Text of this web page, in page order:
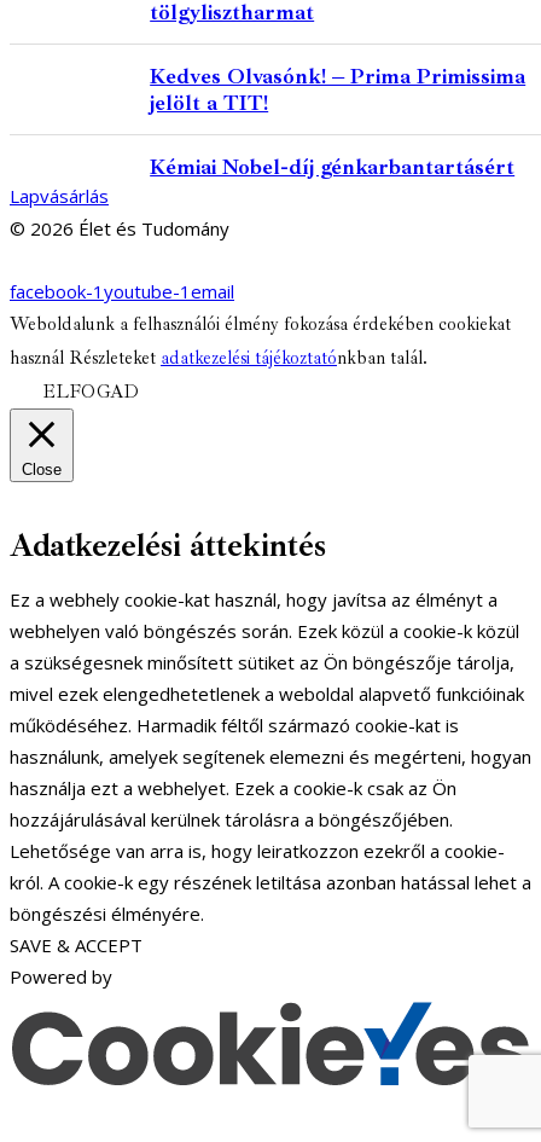
tölgylisztharmat
Kedves Olvasónk! – Prima Primissima
jelölt a TIT!
Kémiai Nobel-díj génkarbantartásért
Lapvásárlás
© 2026 Élet és Tudomány
facebook-1 youtube-1 email
Weboldalunk a felhasználói élmény fokozása érdekében cookiekat
használ Részleteket adatkezelési tájékoztatónkban talál.
ELFOGAD
Close
Adatkezelési áttekintés
Ez a webhely cookie-kat használ, hogy javítsa az élményt a
webhelyen való böngészés során. Ezek közül a cookie-k közül
a szükségesnek minősített sütiket az Ön böngészője tárolja,
mivel ezek elengedhetetlenek a weboldal alapvető funkcióinak
működéséhez. Harmadik féltől származó cookie-kat is
használunk, amelyek segítenek elemezni és megérteni, hogyan
használja ezt a webhelyet. Ezek a cookie-k csak az Ön
hozzájárulásával kerülnek tárolásra a böngészőjében.
Lehetősége van arra is, hogy leiratkozzon ezekről a cookie-
król. A cookie-k egy részének letiltása azonban hatással lehet a
böngészési élményére.
SAVE & ACCEPT
Powered by